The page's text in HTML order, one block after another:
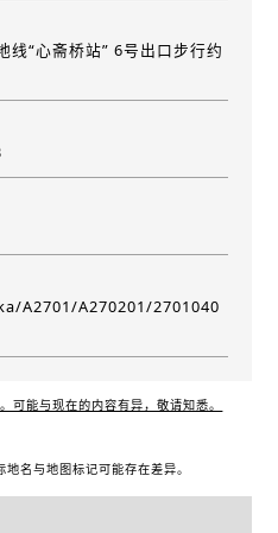
线“心斋桥站” 6号出口步行约
A2701/A270201/2701040
能与现在的内容有异，敬请知悉。
名与地图标记可能存在差异。